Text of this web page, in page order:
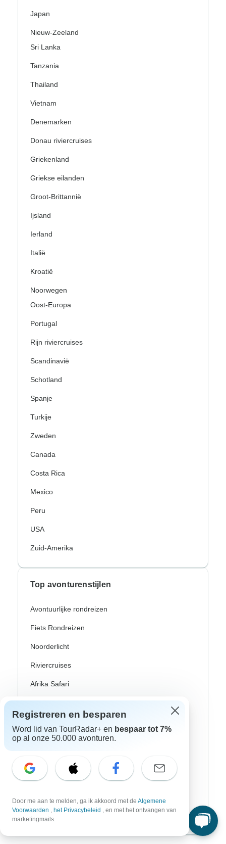
Japan
Nieuw-Zeeland
Sri Lanka
Tanzania
Thailand
Vietnam
Denemarken
Donau riviercruises
Griekenland
Griekse eilanden
Groot-Brittannië
Ijsland
Ierland
Italië
Kroatië
Noorwegen
Oost-Europa
Portugal
Rijn riviercruises
Scandinavië
Schotland
Spanje
Turkije
Zweden
Canada
Costa Rica
Mexico
Peru
USA
Zuid-Amerika
Top avonturenstijlen
Avontuurlijke rondreizen
Fiets Rondreizen
Noorderlicht
Riviercruises
Afrika Safari
Wandeltochten
Bus Rondreizen
Strand Rondreizen
Privé Rondreizen
Registreren en besparen
Word lid van TourRadar+ en bespaar tot 7%
op al onze 50.000 avonturen.
Door me aan te melden, ga ik akkoord met de Algemene
Voorwaarden , het Privacybeleid , en met het ontvangen van
marketingmails.